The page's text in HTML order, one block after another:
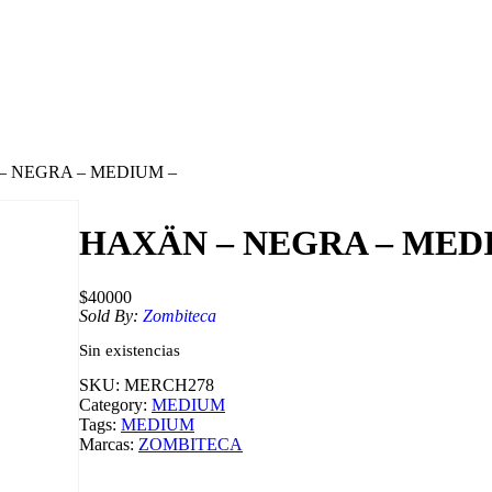
NEGRA – MEDIUM –
HAXÄN – NEGRA –
$40000
Sold By: Zombiteca
Sin existencias
SKU: MERCH278
Category: MEDIUM
Tags: MEDIUM
Marcas: ZOMBITECA